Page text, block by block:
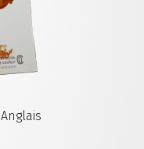
Anglais